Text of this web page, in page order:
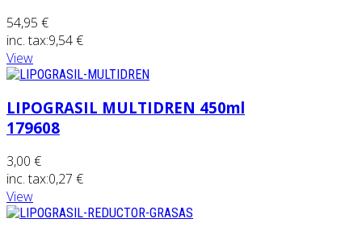
54,95 €
inc. tax:9,54 €
View
LIPOGRASIL MULTIDREN 450ml
179608
3,00 €
inc. tax:0,27 €
View